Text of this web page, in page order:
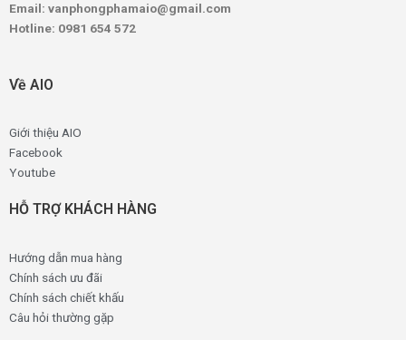
Email: vanphongphamaio@gmail.com
Hotline: 0981 654 572
Về AIO
Giới thiệu AIO
Facebook
Youtube
HỖ TRỢ KHÁCH HÀNG
Hướng dẫn mua hàng
Chính sách ưu đãi
Chính sách chiết khấu
Câu hỏi thường gặp